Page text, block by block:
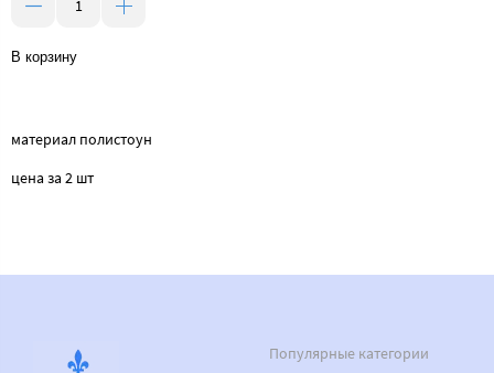
В корзину
материал полистоун
цена за 2 шт
Популярные категории